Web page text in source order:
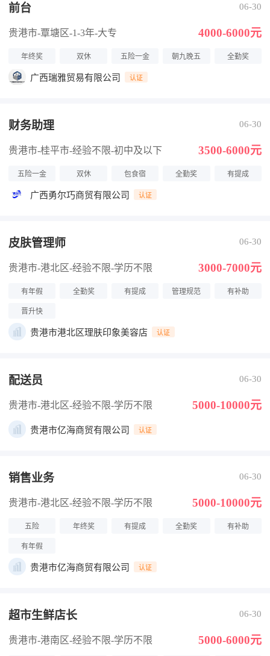
前台 06-30
贵港市-覃塘区-1-3年-大专 4000-6000元
年终奖 双休 五险一金 朝九晚五 全勤奖
广西瑞雅贸易有限公司 认证
财务助理 06-30
贵港市-桂平市-经验不限-初中及以下 3500-6000元
五险一金 双休 包食宿 全勤奖 有提成
广西勇尔巧商贸有限公司 认证
皮肤管理师 06-30
贵港市-港北区-经验不限-学历不限 3000-7000元
有年假 全勤奖 有提成 管理规范 有补助
晋升快
贵港市港北区理肤印象美容店 认证
配送员 06-30
贵港市-港北区-经验不限-学历不限 5000-10000元
贵港市亿海商贸有限公司 认证
销售业务 06-30
贵港市-港北区-经验不限-学历不限 5000-10000元
五险 年终奖 有提成 全勤奖 有补助
有年假
贵港市亿海商贸有限公司 认证
超市生鲜店长 06-30
贵港市-港南区-经验不限-学历不限 5000-6000元